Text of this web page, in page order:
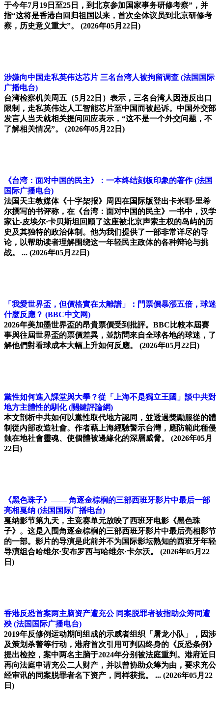
于今年7月19日至25日，到北京参加国家事务研修考察”，并
指“这将是香港自回归祖国以来，首次全体议员到北京研修考
察，历史意义重大”。 (2026年05月22日)
涉嫌向中国走私英伟达芯片 三名台湾人被拘留调查 (法国国际
广播电台)
台湾检察机关周五（5月22日）表示，三名台湾人因违反出口
限制，走私英伟达人工智能芯片至中国而被起诉。中国外交部
发言人当天就相关提问回应表示，“这不是一个外交问题，不
了解相关情况”。 (2026年05月22日)
《台湾：面对中国的民主》：一本终结刻板印象的著作 (法国
国际广播电台)
法国天主教媒体《十字架报》周四在国际版登出卡米耶·里希
尔撰写的书评称，在《台湾：面对中国的民主》一书中，汉学
家让-皮埃尔·卡贝斯坦回顾了这座被北京声索主权的岛屿的历
史及其独特的政治体制。他为我们提供了一部非常详尽的导
论，以帮助读者理解围绕这一年轻民主政体的各种辩论与挑
战。 ... (2026年05月22日)
「我愛世界盃，但價格實在太離譜」：門票價暴漲五倍，球迷
什麼反應？ (BBC中文网)
2026年美加墨世界盃的昂貴票價受到批評。BBC比較本屆賽
事與往屆世界盃的票價差異，並訪問來自全球各地的球迷，了
解他們對看球成本大幅上升如何反應。
(2026年05月22日)
黨性如何進入課堂與大學？從「上海不是獨立王國」談中共對
地方主體性的馴化 (關鍵評論網)
本文剖析中共如何以黨性取代地方認同，並透過獎勵服從的體
制從內部改造社會。作者藉上海經驗警示台灣，應防範此種侵
蝕在地社會靈魂、使個體被邊緣化的深層威脅。
(2026年05月
22日)
《黑色珠子》—— 角逐金棕榈的三部西班牙影片中最后一部
亮相戛纳 (法国国际广播电台)
戛纳影节第九天，主竞赛单元放映了西班牙电影《黑色珠
子》。这是入围角逐金棕榈的三部西班牙影片中最后亮相影节
的一部。影片的导演是此前并不为国际影坛熟知的西班牙年轻
导演组合哈维尔·安布罗西与哈维尔·卡尔沃。 (2026年05月22
日)
香港反恐首案两主脑资产遭充公 同案脱罪者被指助众筹同遭
殃 (法国国际广播电台)
2019年反修例运动期间组成的示威者组织「屠龙小队」，因涉
及策划杀警等行动，港府首次引用可判囚终身的《反恐条例》
提出检控，案中两名主脑于2024年分别被法庭重判。港府近日
再向法庭申请充公二人财产，并以曾协助众筹为由，要求充公
经审讯的同案脱罪者名下资产，同样获批。 ... (2026年05月22
日)